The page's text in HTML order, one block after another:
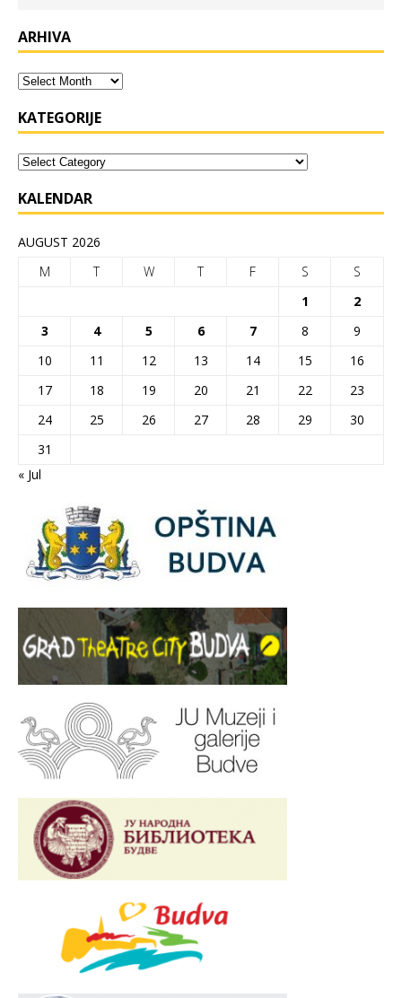
ARHIVA
KATEGORIJE
KALENDAR
AUGUST 2026
M
T W T F S
S
1
2
3
4 5 6 7 8
9
10
11 12 13 14 15
16
17
18 19 20 21 22
23
24
25 26 27 28 29
30
31
« Jul